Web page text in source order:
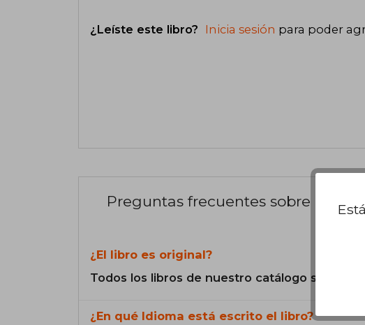
¿Leíste este libro? Inicia sesión para poder
Preguntas frecuentes sobre el libro
¿El libro es original?
Todos los libros de nuestro catálogo son
¿En qué Idioma está escrito el libro?